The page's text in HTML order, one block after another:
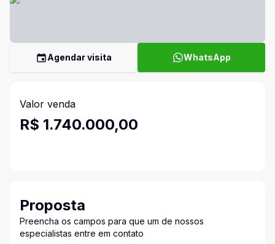
Agendar visita WhatsApp
Valor venda
R$ 1.740.000,00
Proposta
Preencha os campos para que um de nossos
especialistas entre em contato